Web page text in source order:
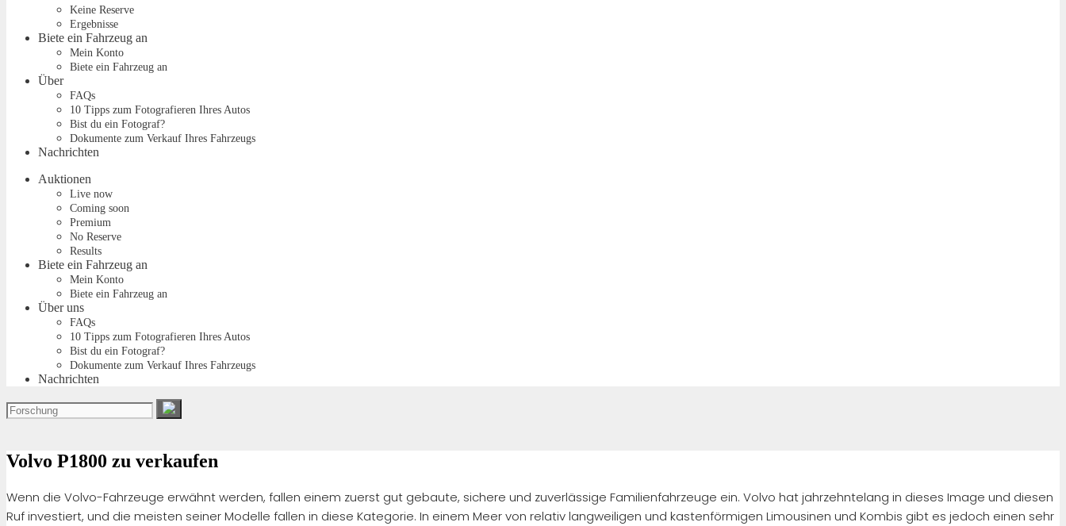
Keine Reserve
Ergebnisse
Biete ein Fahrzeug an
Mein Konto
Biete ein Fahrzeug an
Über
FAQs
10 Tipps zum Fotografieren Ihres Autos
Bist du ein Fotograf?
Dokumente zum Verkauf Ihres Fahrzeugs
Nachrichten
Auktionen
Live now
Coming soon
Premium
No Reserve
Results
Biete ein Fahrzeug an
Mein Konto
Biete ein Fahrzeug an
Über uns
FAQs
10 Tipps zum Fotografieren Ihres Autos
Bist du ein Fotograf?
Dokumente zum Verkauf Ihres Fahrzeugs
Nachrichten
Volvo P1800 zu verkaufen
Wenn die Volvo-Fahrzeuge erwähnt werden, fallen einem zuerst gut gebaute, sichere und zuverlässige Familienfahrzeuge ein. Volvo hat jahrzehntelang in dieses Image und diesen
Ruf investiert, und die meisten seiner Modelle fallen in diese Kategorie. In einem Meer von relativ langweiligen und kastenförmigen Limousinen und Kombis gibt es jedoch einen sehr